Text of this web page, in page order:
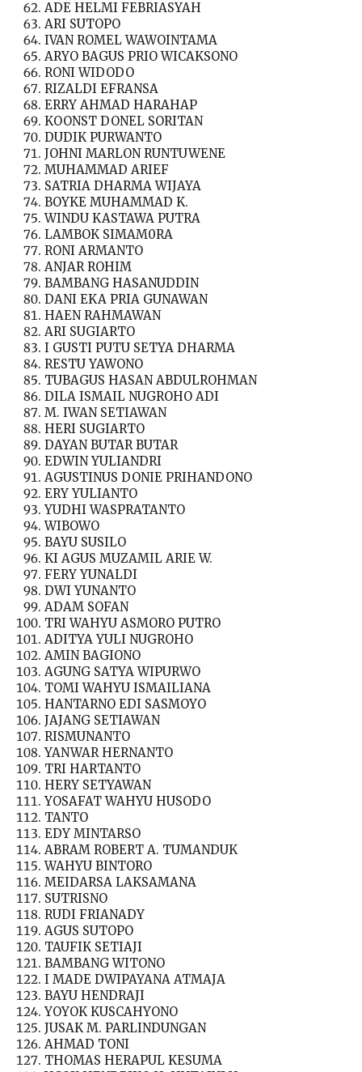
ADE HELMI FEBRIASYAH
ARI SUTOPO
IVAN ROMEL WAWOINTAMA
ARYO BAGUS PRIO WICAKSONO
RONI WIDODO
RIZALDI EFRANSA
ERRY AHMAD HARAHAP
KOONST DONEL SORITAN
DUDIK PURWANTO
JOHNI MARLON RUNTUWENE
MUHAMMAD ARIEF
SATRIA DHARMA WIJAYA
BOYKE MUHAMMAD K.
WINDU KASTAWA PUTRA
LAMBOK SIMAM0RA
RONI ARMANTO
ANJAR ROHIM
BAMBANG HASANUDDIN
DANI EKA PRIA GUNAWAN
HAEN RAHMAWAN
ARI SUGIARTO
I GUSTI PUTU SETYA DHARMA
RESTU YAWONO
TUBAGUS HASAN ABDULROHMAN
DILA ISMAIL NUGROHO ADI
M. IWAN SETIAWAN
HERI SUGIARTO
DAYAN BUTAR BUTAR
EDWIN YULIANDRI
AGUSTINUS DONIE PRIHANDONO
ERY YULIANTO
YUDHI WASPRATANTO
WIBOWO
BAYU SUSILO
KI AGUS MUZAMIL ARIE W.
FERY YUNALDI
DWI YUNANTO
ADAM SOFAN
TRI WAHYU ASMORO PUTRO
ADITYA YULI NUGROHO
AMIN BAGIONO
AGUNG SATYA WIPURWO
TOMI WAHYU ISMAILIANA
HANTARNO EDI SASMOYO
JAJANG SETIAWAN
RISMUNANTO
YANWAR HERNANTO
TRI HARTANTO
HERY SETYAWAN
YOSAFAT WAHYU HUSODO
TANTO
EDY MINTARSO
ABRAM ROBERT A. TUMANDUK
WAHYU BINTORO
MEIDARSA LAKSAMANA
SUTRISNO
RUDI FRIANADY
AGUS SUTOPO
TAUFIK SETIAJI
BAMBANG WITONO
I MADE DWIPAYANA ATMAJA
BAYU HENDRAJI
YOYOK KUSCAHYONO
JUSAK M. PARLINDUNGAN
AHMAD TONI
THOMAS HERAPUL KESUMA